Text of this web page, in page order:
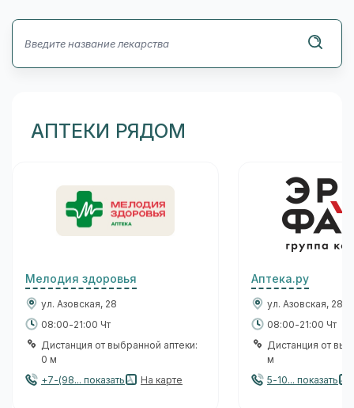
АПТЕКИ РЯДОМ
Мелодия здоровья
ул. Азовская, 28
08:00-21:00 Чт
Дистанция от выбранной аптеки:
0 м
+7-(98... показать
На карте
Аптека.ру
ул. Азовская, 28
08:00-21:00 Чт
Дистанция от
м
5-10... показать